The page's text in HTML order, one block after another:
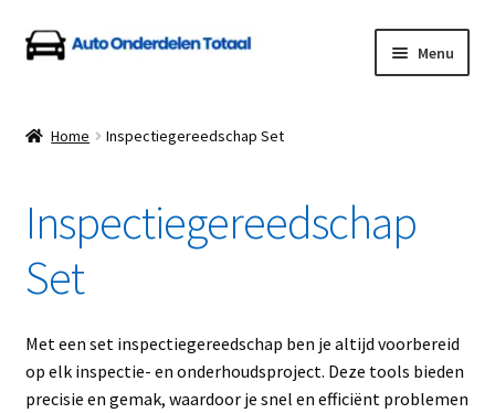
Ga
door
navigatie
Ga
naar
inhoud
Menu
Auto Onderdelen Shop
Betalen en Verzenden
Blog
Contact
Home Inspectiegereedschap Set
Inspectiegereedschap
Set
Met een set inspectiegereedschap ben je altijd voorbereid
op elk inspectie- en onderhoudsproject. Deze tools bieden
precisie en gemak, waardoor je snel en efficiënt problemen